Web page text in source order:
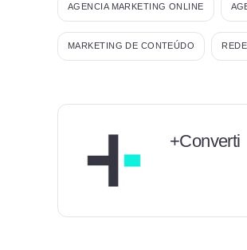
AGENCIA MARKETING ONLINE
MARKETING DE CONTEÚDO
+Converti